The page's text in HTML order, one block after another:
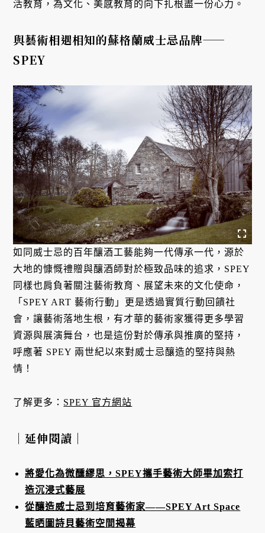
活教育，為文化、美感教育的向下扎根盡一份心力。
與藝術相遇相知的蘇格蘭威士忌品牌——
SPEY
如同威士忌的百年釀酒工藝能夠一代傳承一代，源於
大地的慷慨禮贈與釀酒師對於極致品味的追求，SPEY
同樣也肩負著關注藝術教育、展望未來的文化使命，
「SPEY ART 藝術行動」更是透過實質行動回饋社
會，讓藝術落地生根，有才華的藝術家獲得更多學習
資源與展演舞台，也是這份對於傳承與推廣的堅持，
呼應著 SPEY 兩世紀以來對威士忌釀造的堅持與熱
情！
了解更多： SPEY 官方網站
｜延伸閱讀｜
將愛化為微醺繆思，SPEY攜手藝術大師畢加索打
造沉浸式藝展
從釀造威士忌到培育藝術家——SPEY Art Space
藍晒圖詩貝藝術空間揭幕